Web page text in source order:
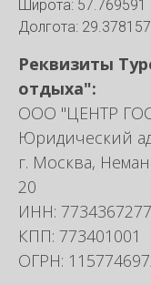
Широта: 57.769591
Долгота: 29.378157
Реквизиты
отдыха":
ООО "ЦЕНТР
Юридический
г. Москва,
20
ИНН: 7734367277
КПП: 773401001
ОГРН: